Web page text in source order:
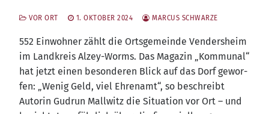
VOR ORT 1. OKTOBER 2024 MARCUS SCHWARZE
552 Ein­woh­ner zählt die Orts­ge­mein­de Ven­ders­heim
im Land­kreis Alzey-Worms. Das Maga­zin „Kom­mu­nal“
hat jetzt einen beson­de­ren Blick auf das Dorf gewor­
fen: „Wenig Geld, viel Ehren­amt“, so beschreibt
Autorin Gud­run Mall­witz die Situa­ti­on vor Ort – und